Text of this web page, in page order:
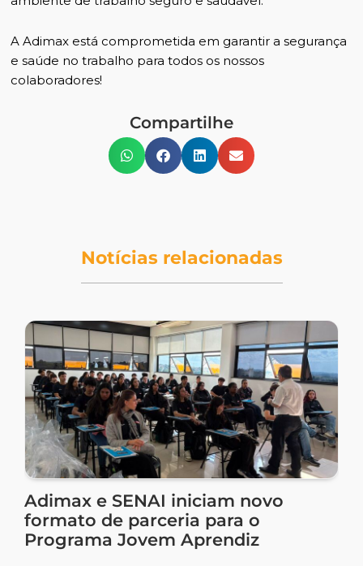
A Adimax está comprometida em garantir a segurança
e saúde no trabalho para todos os nossos
colaboradores!
Compartilhe
Notícias relacionadas
Adimax e SENAI iniciam novo
formato de parceria para o
Programa Jovem Aprendiz